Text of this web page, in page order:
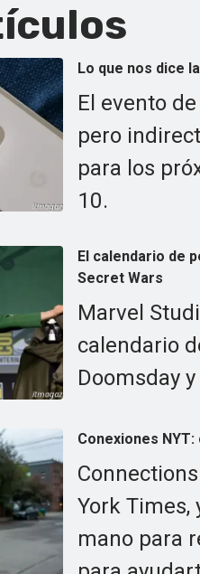
Lo que nos dice
El evento
pero
para los
10.
El calendario de
Secret Wars
Marvel
calendario
Doomsday
Conexiones
York
mano para